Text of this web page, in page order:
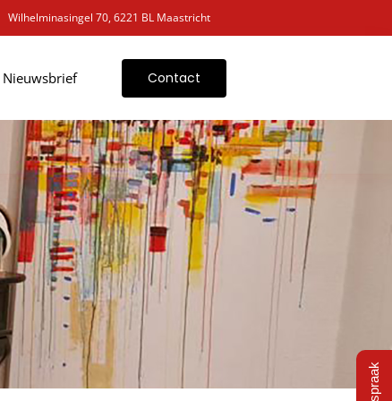
Wilhelminasingel 70, 6221 BL Maastricht
Nieuwsbrief Contact